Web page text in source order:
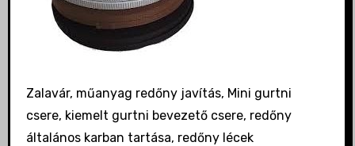
Zalavár, műanyag redőny javítás, Mini gurtni
csere, kiemelt gurtni bevezető csere, redőny
általános karban tartása, redőny lécek